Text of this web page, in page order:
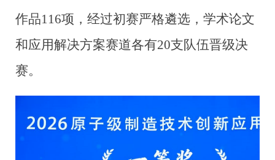
作品116项，经过初赛严格遴选，学术论文
和应用解决方案赛道各有20支队伍晋级决
赛。